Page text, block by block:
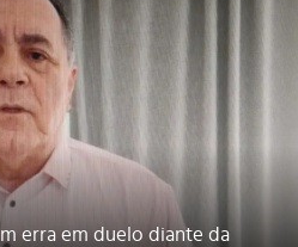
erra em duelo diante da